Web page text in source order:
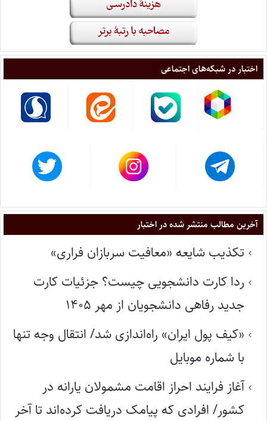
اختبار در شبکه‌های اجتماعی
آخرین مطالب منتشر شده در اختبار
تکذیب شایعه «معافیت سربازان فراری»
ردا کارت دانشجویی چیست؟ جزئیات کارت
جدید رفاهی دانشجویان از مهر ۱۴۰۵
«کیف پول ایران» راه‌اندازی شد/ انتقال وجه تنها
با شماره موبایل
آغاز فرایند احراز اقامت مشمولان یارانه در
کشور/ افرادی که پیامک دریافت کرده‌اند تا آخر